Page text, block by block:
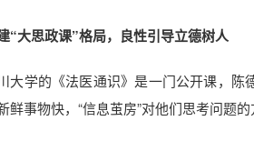
“大思政课”格局，良性引导立德树人
大学的《法医通识》是一门公开课，
鲜事物快，“信息茧房”对他们思考问题